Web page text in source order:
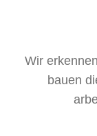
Wir
bauen